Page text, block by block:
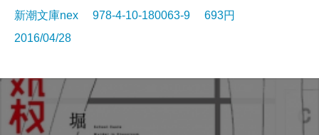
新潮文庫nex 978-4-10-180063-9 693円
2016/04/28